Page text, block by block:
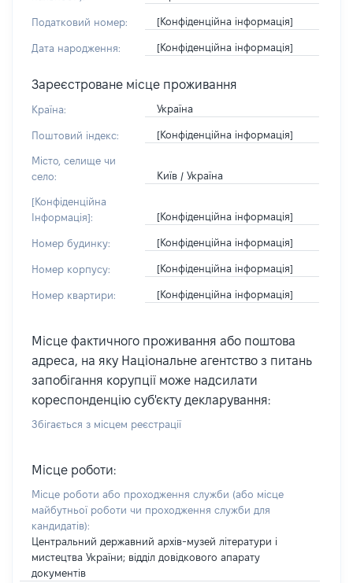
Податковий номер: [Конфіденційна інформація]
Дата народження: [Конфіденційна інформація]
Зареєстроване місце проживання
Країна: Україна
Поштовий індекс: [Конфіденційна інформація]
Місто, селище чи
село:
Київ / Україна
[Конфіденційна
Інформація]:
[Конфіденційна інформація]
Номер будинку: [Конфіденційна інформація]
Номер корпусу: [Конфіденційна інформація]
Номер квартири: [Конфіденційна інформація]
Місце фактичного проживання або поштова
адреса, на яку Національне агентство з питань
запобігання корупції може надсилати
кореспонденцію суб'єкту декларування:
Збігається з місцем реєстрації
Місце роботи:
Місце роботи або проходження служби (або місце
майбутньої роботи чи проходження служби для
кандидатів):
Центральний державний архів-музей літератури і
мистецтва України; відділ довідкового апарату
документів